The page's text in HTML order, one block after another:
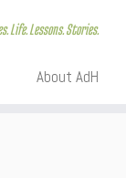
Life. Lessons. Stories.
About AdH